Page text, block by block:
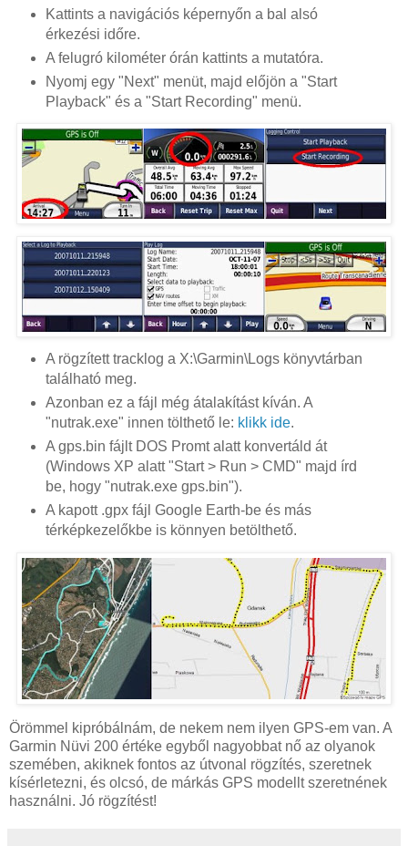
Kattints a navigációs képernyőn a bal alsó
érkezési időre.
A felugró kilométer órán kattints a mutatóra.
Nyomj egy "Next" menüt, majd előjön a "Start
Playback" és a "Start Recording" menü.
A rögzített tracklog a X:\Garmin\Logs könyvtárban
található meg.
Azonban ez a fájl még átalakítást kíván. A
"nutrak.exe" innen tölthető le: klikk ide.
A gps.bin fájlt DOS Promt alatt konvertáld át
(Windows XP alatt "Start > Run > CMD" majd írd
be, hogy "nutrak.exe gps.bin").
A kapott .gpx fájl Google Earth-be és más
térképkezelőkbe is könnyen betölthető.
Örömmel kipróbálnám, de nekem nem ilyen GPS-em van. A
Garmin Nüvi 200 értéke egyből nagyobbat nő az olyanok
szemében, akiknek fontos az útvonal rögzítés, szeretnek
kísérletezni, és olcsó, de márkás GPS modellt szeretnének
használni. Jó rögzítést!